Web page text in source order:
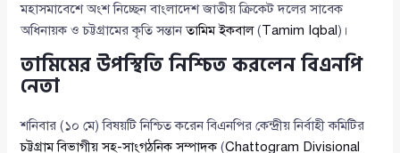
মহাসমাবেশে অংশ নিচ্ছেন বাংলাদেশ জাতীয় ক্রিকেট দলের সাবেক
অধিনায়ক ও চট্টগ্রামের কৃতি সন্তানতামিম ইকবাল(Tamim Iqbal )।
তামিমের উপস্থিতি নিশ্চিত করলেন বিএনপি
নেতা
শনিবার (১০ মে) বিষয়টি নিশ্চিত করেন বিএনপির কেন্দ্রীয় নির্বাহী কমিটির
চট্টগ্রাম বিভাগীয় সহ-সাংগঠনিক সম্পাদক(Chattogram Divisional